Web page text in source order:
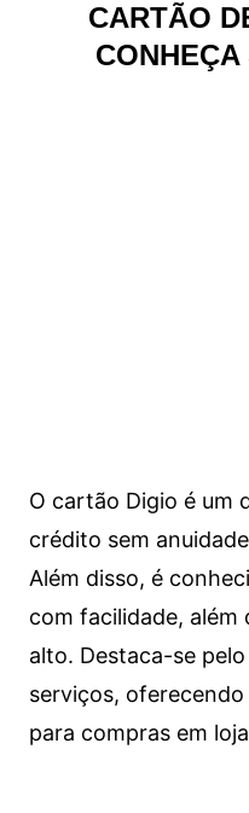
CARTÃO
O cartão Digio é um
crédito sem
Além disso, é
com facilidade, além
alto. Destaca-se
serviços,
para compras em